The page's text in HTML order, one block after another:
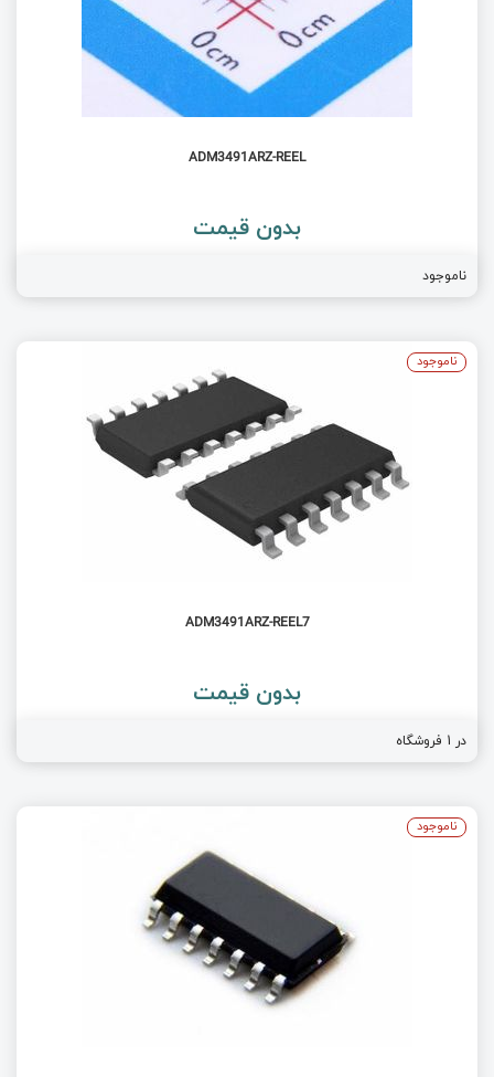
ADM3491ARZ-REEL
بدون قیمت
ناموجود
ADM3491ARZ-REEL7
بدون قیمت
در 1 فروشگاه
ناموجود
ناموجود